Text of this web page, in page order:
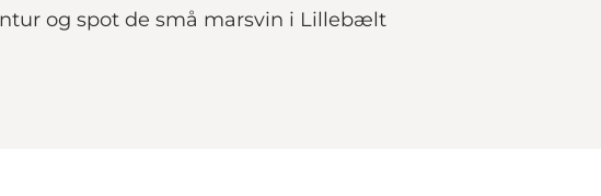
og spot de små marsvin i Lillebælt